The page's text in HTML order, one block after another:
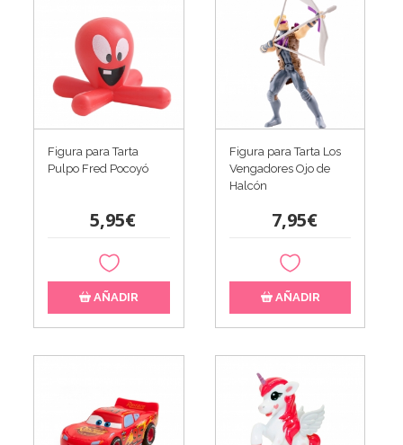
Figura para Tarta
Pulpo Fred Pocoyó
5,95€
AÑADIR
Figura para Tarta Los
Vengadores Ojo de
Halcón
7,95€
AÑADIR